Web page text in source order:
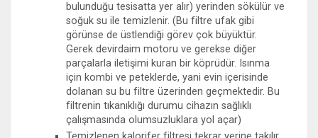
bulunduğu tesisatta yer alır) yerinden sökülür ve
soğuk su ile temizlenir. (Bu filtre ufak gibi
görünse de üstlendiği görev çok büyüktür.
Gerek devirdaim motoru ve gerekse diğer
parçalarla iletişimi kuran bir köprüdür. Isınma
için kombi ve peteklerde, yani evin içerisinde
dolanan su bu filtre üzerinden geçmektedir. Bu
filtrenin tıkanıklığı durumu cihazın sağlıklı
çalışmasında olumsuzluklara yol açar)